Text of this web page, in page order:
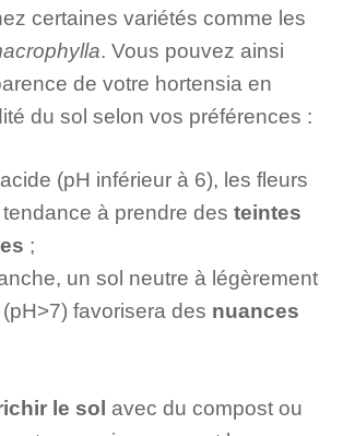
certaines variétés comme les
. Vous pouvez ainsi
de votre hortensia en
du sol selon vos préférences :
(pH inférieur à 6), les fleurs
à prendre des teintes
;
un sol neutre à légèrement
favorisera des nuances
le sol avec du compost ou